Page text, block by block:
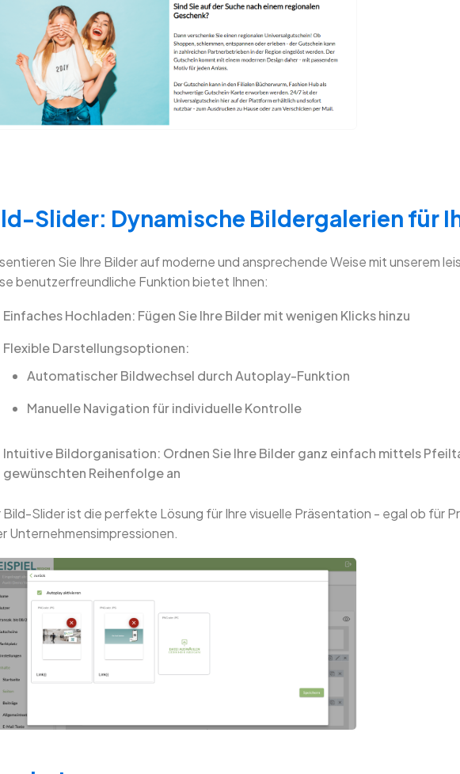
Slider: Dynamische Bildergalerien für
Sie Ihre Bilder auf moderne und ansprechende Weise mit unserem
benutzerfreundliche Funktion bietet Ihnen:
Einfaches Hochladen: Fügen Sie Ihre Bilder mit wenigen Klicks hinzu
Flexible Darstellungsoptionen:
Automatischer Bildwechsel durch Autoplay-Funktion
Manuelle Navigation für individuelle Kontrolle
Intuitive Bildorganisation: Ordnen Sie Ihre Bilder ganz einfach mittels
gewünschten Reihenfolge an
Bild-Slider ist die perfekte Lösung für Ihre visuelle Präsentation - egal ob für
Unternehmensimpressionen.